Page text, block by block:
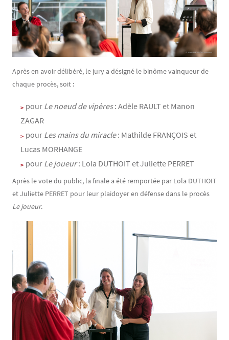
Après en avoir délibéré, le jury a désigné le binôme vainqueur de
chaque procès, soit :
pour Le noeud de vipères: Adèle RAULT et Manon
ZAGAR
pour Les mains du miracle: Mathilde FRANÇOIS et
Lucas MORHANGE
pour Le joueur: Lola DUTHOIT et Juliette PERRET
Après le vote du public, la finale a été remportée par Lola DUTHOIT
et Juliette PERRET pour leur plaidoyer en défense dans le procès
Le joueur.